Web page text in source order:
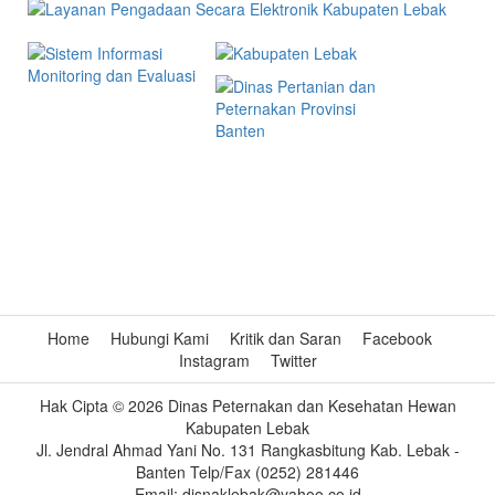
Home Hubungi Kami Kritik dan Saran
Facebook
Instagram
Twitter
Hak Cipta © 2026 Dinas Peternakan dan Kesehatan Hewan
Kabupaten Lebak
Jl. Jendral Ahmad Yani No. 131 Rangkasbitung Kab. Lebak -
Banten Telp/Fax (0252) 281446